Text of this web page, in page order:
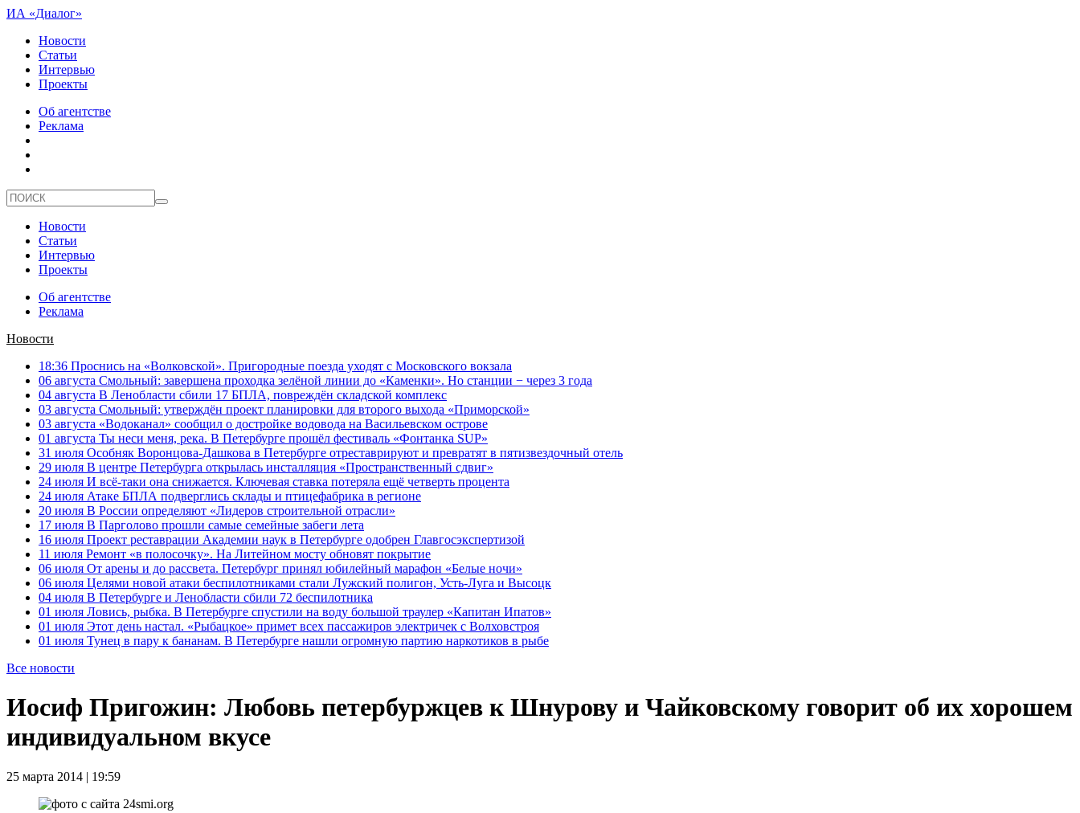
ИА «Диалог»
Новости
Статьи
Интервью
Проекты
Об агентстве
Реклама
Новости
Статьи
Интервью
Проекты
Об агентстве
Реклама
Новости
18:36 Проснись на «Волковской». Пригородные поезда уходят с Московского вокзала
06 августа Смольный: завершена проходка зелёной линии до «Каменки». Но станции − через 3 года
04 августа В Ленобласти сбили 17 БПЛА, повреждён складской комплекс
03 августа Смольный: утверждён проект планировки для второго выхода «Приморской»
03 августа «Водоканал» сообщил о достройке водовода на Васильевском острове
01 августа Ты неси меня, река. В Петербурге прошёл фестиваль «Фонтанка SUP»
31 июля Особняк Воронцова-Дашкова в Петербурге отреставрируют и превратят в пятизвездочный отель
29 июля В центре Петербурга открылась инсталляция «Пространственный сдвиг»
24 июля И всё-таки она снижается. Ключевая ставка потеряла ещё четверть процента
24 июля Атаке БПЛА подверглись склады и птицефабрика в регионе
20 июля В России определяют «Лидеров строительной отрасли»
17 июля В Парголово прошли самые семейные забеги лета
16 июля Проект реставрации Академии наук в Петербурге одобрен Главгосэкспертизой
11 июля Ремонт «в полосочку». На Литейном мосту обновят покрытие
06 июля От арены и до рассвета. Петербург принял юбилейный марафон «Белые ночи»
06 июля Целями новой атаки беспилотниками стали Лужский полигон, Усть-Луга и Высоцк
04 июля В Петербурге и Ленобласти сбили 72 беспилотника
01 июля Ловись, рыбка. В Петербурге спустили на воду большой траулер «Капитан Ипатов»
01 июля Этот день настал. «Рыбацкое» примет всех пассажиров электричек с Волховстроя
01 июля Тунец в пару к бананам. В Петербурге нашли огромную партию наркотиков в рыбе
Все новости
Иосиф Пригожин: Любовь петербуржцев к Шнурову и Чайковскому говорит об их хорошем
индивидуальном вкусе
25 марта 2014 | 19:59